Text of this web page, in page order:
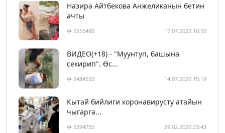
Назира Айтбекова Анжеликанын бетин
ачты
5555486 17.07.2022 16:50
ВИДЕО(+18) - "Муунтуп, башына
секирип". Өс...
5484550 14.07.2020 15:19
Кытай бийлиги коронавирусту атайын
чыгарга...
5394733 29.02.2020 23:43